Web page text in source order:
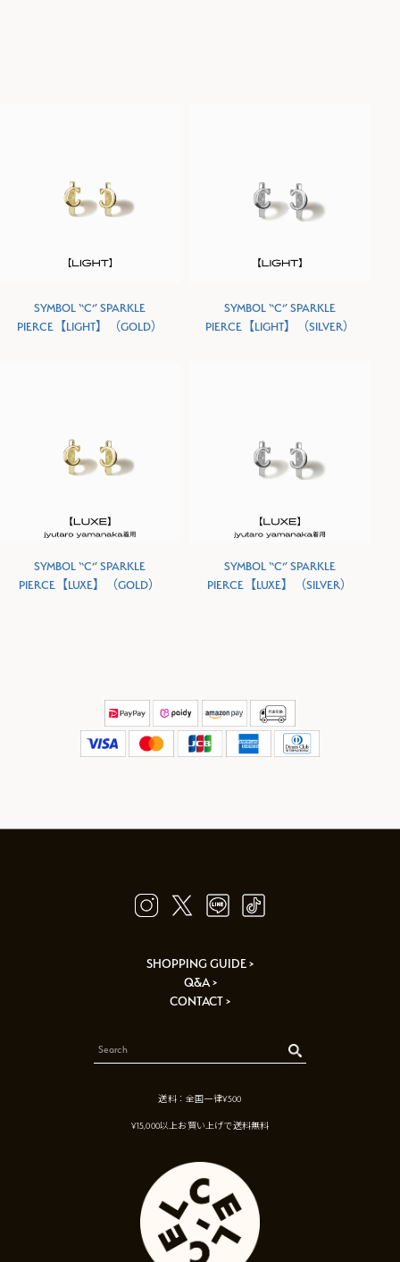
SYMBOL “C” SPARKLE
PIERCE【LIGHT】（GOLD）
SYMBOL “C” SPARKLE
PIERCE【LIGHT】（SILVER）
SYMBOL “C” SPARKLE
PIERCE【LUXE】（GOLD）
SYMBOL “C” SPARKLE
PIERCE【LUXE】（SILVER）
SHOPPING GUIDE >
Q&A >
CONTACT >
送料：全国一律¥500
¥15,000以上お買い上げで送料無料